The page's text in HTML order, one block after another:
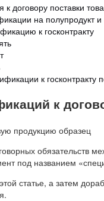
договору поставки
на полупродукт
к госконтракту
к госконтракту
к
обязательств
под названием
статье, а затем